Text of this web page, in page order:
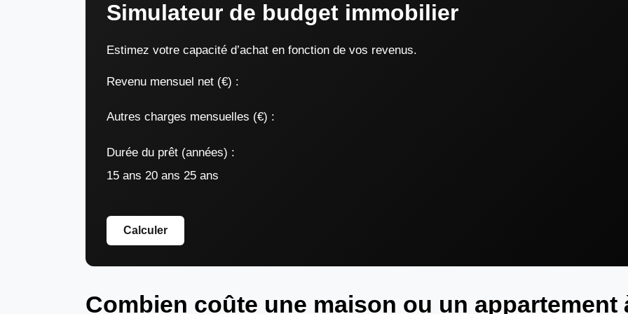
Simulateur de budget immobilier
Estimez votre capacité d’achat en fonction de vos revenus.
Revenu mensuel net (€) :
Autres charges mensuelles (€) :
Durée du prêt (années) :
15 ans 20 ans 25 ans
Calculer
Combien coûte une maison ou un appartement